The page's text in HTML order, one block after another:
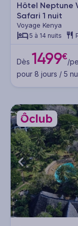
Hôtel Neptune
Safari 1 nuit
Voyage Kenya
5 à 14 nuits
Dès 1499€/
pour 8 jours / 5